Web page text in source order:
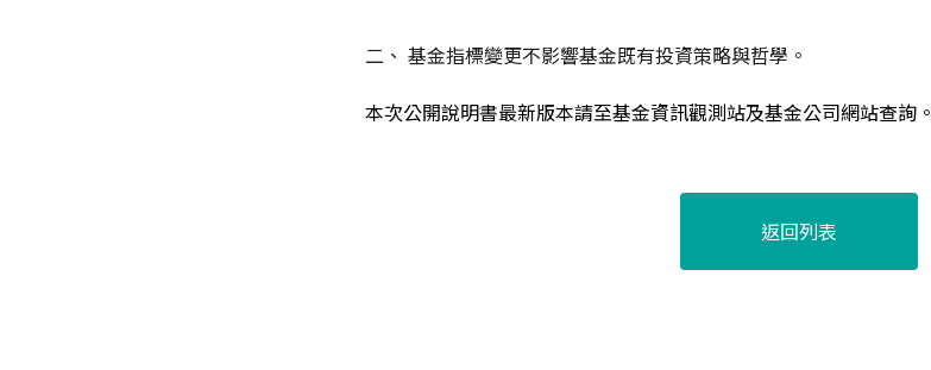
二、 基金指標變更不影響基金既有投資策略與哲學。
本次公開說明書最新版本請至基金資訊觀測站及基金公司網站查詢。
返回列表